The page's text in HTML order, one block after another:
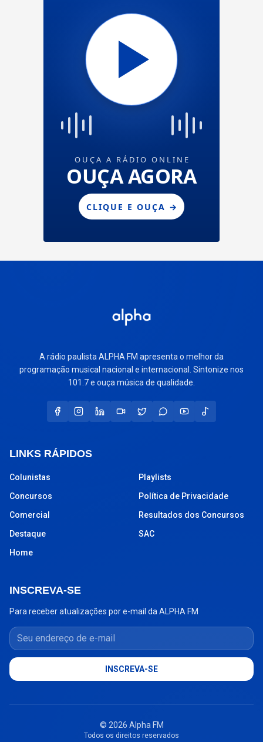
A rádio paulista ALPHA FM apresenta o melhor da
programação musical nacional e internacional. Sintonize nos
101.7 e ouça música de qualidade.
LINKS RÁPIDOS
Colunistas
Concursos
Comercial
Destaque
Home
Playlists
Política de Privacidade
Resultados dos Concursos
SAC
INSCREVA-SE
Para receber atualizações por e-mail da ALPHA FM
Seu endereço de e-mail
INSCREVA-SE
© 2026 Alpha FM
Todos os direitos reservados